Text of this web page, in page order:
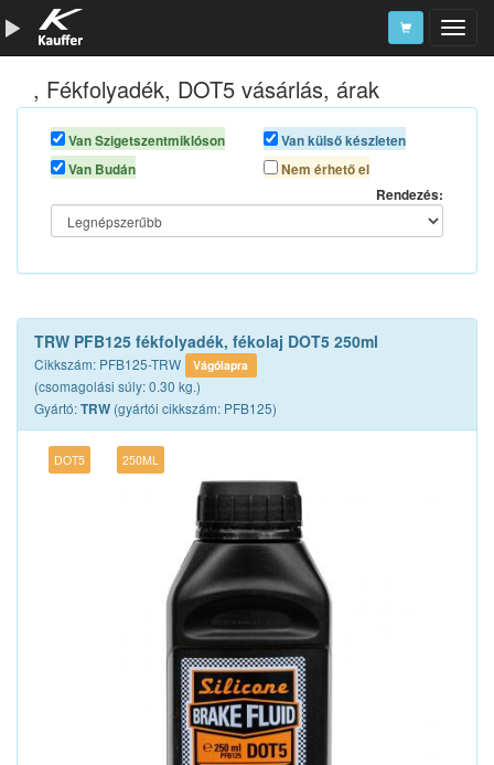
Szerszámkatalógus
Kosár
Alkatrészek
, Fékfolyadék, DOT5 vásárlás, árak
Van Szigetszentmiklóson
Van Budán
Van külső készleten
Nem érhető el
Rendezés:
TRW PFB125 fékfolyadék, fékolaj DOT5 250ml
Cikkszám: PFB125-TRW Vágólapra
(csomagolási súly: 0.30 kg.)
Gyártó:TRW (gyártói cikkszám: PFB125)
DOT5 250ML